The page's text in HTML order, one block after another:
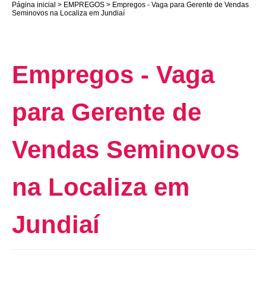
Página inicial EMPREGOS
Empregos - Vaga para Gerente de Vendas
Seminovos na Localiza em Jundiaí
Empregos - Vaga
para Gerente de
Vendas Seminovos
na Localiza em
Jundiaí